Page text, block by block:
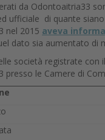
da Odontoaitria33
ufficiale di quante
nel 2015 aveva
dato sia aumentato di
società registrate con
presso le Camere di